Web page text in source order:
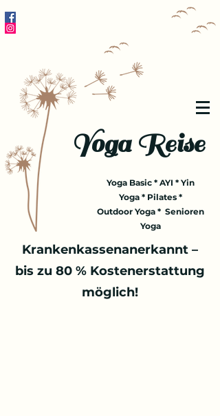
Yoga Reise
Yoga Basic * AYI * Yin
Yoga * Pilates *
Outdoor Yoga * Senioren
Yoga
Krankenkassenanerkannt –
bis zu 80 % Kostenerstattung
möglich!